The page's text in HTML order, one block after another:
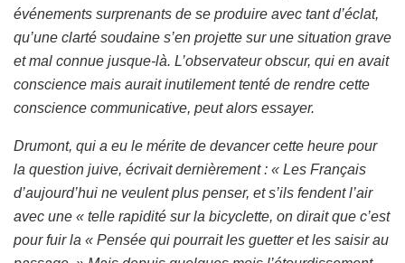
événements surprenants de se produire avec tant d’éclat,
qu’une clarté soudaine s’en projette sur une situation grave
et mal connue jusque-là. L’observateur obscur, qui en avait
conscience mais aurait inutilement tenté de rendre cette
conscience communicative, peut alors essayer.
Drumont, qui a eu le mérite de devancer cette heure pour
la question juive, écrivait dernièrement : « Les Français
d’aujourd’hui ne veulent plus penser, et s’ils fendent l’air
avec une « telle rapidité sur la bicyclette, on dirait que c’est
pour fuir la « Pensée qui pourrait les guetter et les saisir au